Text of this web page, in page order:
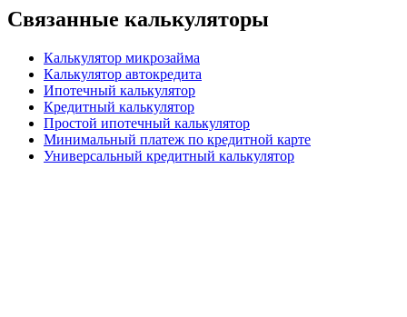
Связанные калькуляторы
Калькулятор микрозайма
Калькулятор автокредита
Ипотечный калькулятор
Кредитный калькулятор
Простой ипотечный калькулятор
Минимальный платеж по кредитной карте
Универсальный кредитный калькулятор